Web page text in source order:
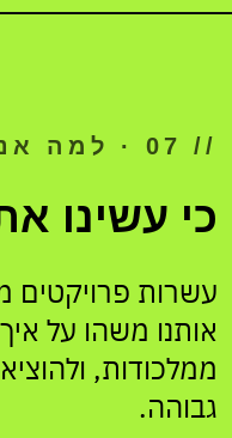
// 07 · למה אנחנו
כי עשינו
עשרות פרויקטים
אותנו משהו על
ממלכודות,
גבוהה.